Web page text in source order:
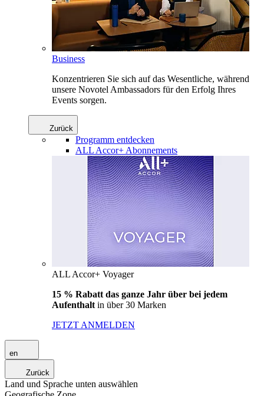
Business
Konzentrieren Sie sich auf das Wesentliche, während
unsere Novotel Ambassadors für den Erfolg Ihres
Events sorgen.
Zurück
Programm entdecken
ALL Accor+ Abonnements
ALL Accor+ Voyager
15 % Rabatt das ganze Jahr über bei jedem
Aufenthalt in über 30 Marken
JETZT ANMELDEN
en
Zurück
Land und Sprache unten auswählen